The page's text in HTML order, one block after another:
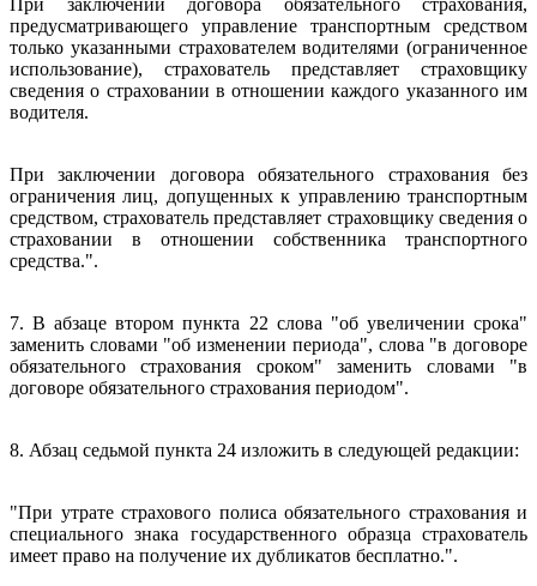
предусматривающего управление транспортным средством
только указанными страхователем водителями (ограниченное
использование), страхователь представляет страховщику
сведения о страховании в отношении каждого указанного им
водителя.
При заключении договора обязательного страхования без
ограничения лиц, допущенных к управлению транспортным
средством, страхователь представляет страховщику сведения о
страховании в отношении собственника транспортного
средства.".
7. В абзаце втором пункта 22 слова "об увеличении срока"
заменить словами "об изменении периода", слова "в договоре
обязательного страхования сроком" заменить словами "в
договоре обязательного страхования периодом".
8. Абзац седьмой пункта 24 изложить в следующей редакции:
"При утрате страхового полиса обязательного страхования и
специального знака государственного образца страхователь
имеет право на получение их дубликатов бесплатно.".